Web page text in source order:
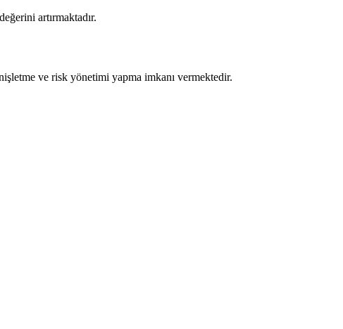
artırmaktadır.
ve risk yönetimi yapma imkanı vermektedir.